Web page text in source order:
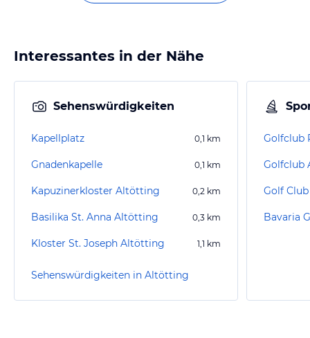
Interessantes in der Nähe
Sehenswürdigkeiten
Kapellplatz 0,1 km
Gnadenkapelle 0,1 km
Kapuzinerkloster Altötting 0,2 km
Basilika St. Anna Altötting 0,3 km
Kloster St. Joseph Altötting 1,1 km
Sehenswürdigkeiten in Altötting
Golfclub
Bavaria